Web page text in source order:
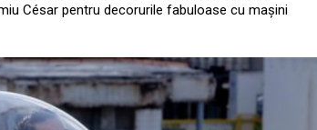
César pentru decorurile fabuloase cu mașini